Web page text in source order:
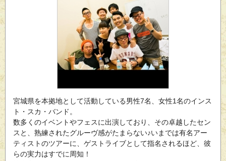
宮城県を本拠地として活動している男性7名、女性1名のインス
ト・スカ・バンド。
数多くのイベントやフェスに出演しており、その卓越したセン
スと、熟練されたグルーヴ感がたまらない♪いまでは有名アー
ティストのツアーに、ゲストライブとして指名されるほど、彼
らの実力はすでに周知！